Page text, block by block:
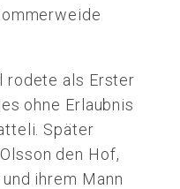
rodete als Erster
ohne Erlaubnis
Später
den Hof,
ihrem Mann